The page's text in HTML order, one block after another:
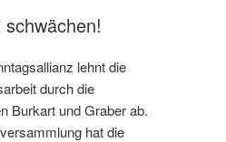
lehnt die
durch die
Burkart und Graber ab.
hat die